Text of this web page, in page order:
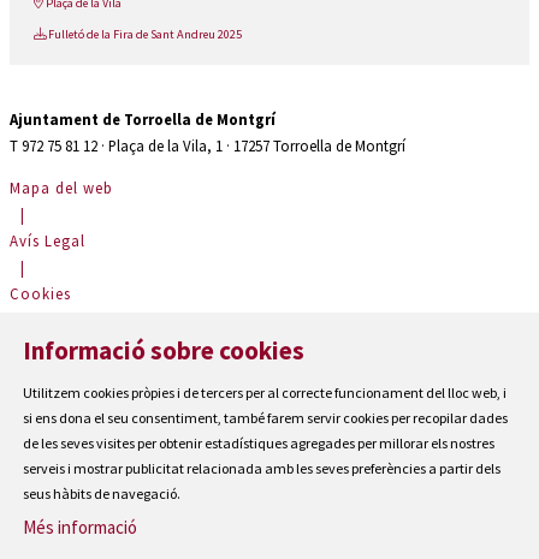
Plaça de la Vila
Fulletó de la Fira de Sant Andreu 2025
Ajuntament de Torroella de Montgrí
T 972 75 81 12 · Plaça de la Vila, 1 · 17257 Torroella de Montgrí
Mapa del web
|
Avís Legal
|
Cookies
Contactar
Accessibilitat
Informació sobre cookies
Utilitzem cookies pròpies i de tercers per al correcte funcionament del lloc web, i
si ens dona el seu consentiment, també farem servir cookies per recopilar dades
de les seves visites per obtenir estadístiques agregades per millorar els nostres
serveis i mostrar publicitat relacionada amb les seves preferències a partir dels
seus hàbits de navegació.
Més informació